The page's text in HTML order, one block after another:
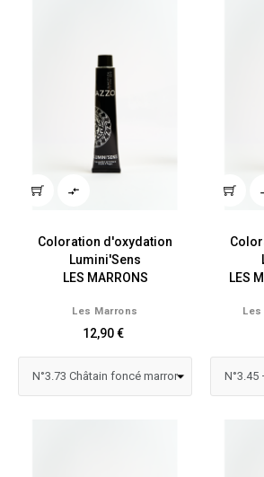

Coloration d'oxydation
Lumini'Sens
LES MARRONS
Les Marrons
12,90 €
LES
Les